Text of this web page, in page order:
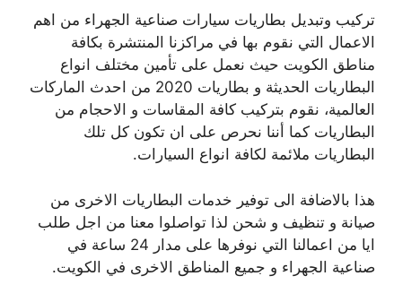
تركيب وتبديل بطاريات سيارات صناعية الجهراء من اهم
الاعمال التي نقوم بها في مراكزنا المنتشرة بكافة
مناطق الكويت حيث نعمل على تأمين مختلف انواع
البطاريات الحديثة و بطاريات 2020 من احدث الماركات
العالمية، نقوم بتركيب كافة المقاسات و الاحجام من
البطاريات كما أننا نحرص على ان تكون كل تلك
البطاريات ملائمة لكافة انواع السيارات.
هذا بالاضافة الى توفير خدمات البطاريات الاخرى من
صيانة و تنظيف و شحن لذا تواصلوا معنا من اجل طلب
ايا من اعمالنا التي نوفرها على مدار 24 ساعة في
صناعية الجهراء و جميع المناطق الاخرى في الكويت.